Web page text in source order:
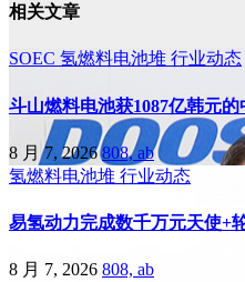
相关文章
SOEC 氢燃料电池堆 行业动态
斗山燃料电池获1087亿韩元
8 月 7, 2026808, ab
氢燃料电池堆 行业动态
易氢动力完成数千万元天使+
8 月 7, 2026 808, ab